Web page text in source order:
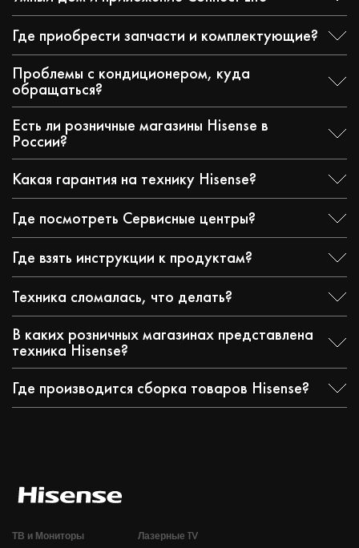
Где приобрести запчасти и комплектующие?
Проблемы с кондиционером, куда
обращаться?
Есть ли розничные магазины Hisense в
России?
Какая гарантия на технику Hisense?
Где посмотреть Сервисные центры?
Где взять инструкции к продуктам?
Техника сломалась, что делать?
В каких розничных магазинах представлена
техника Hisense?
Где производится сборка товаров Hisense?
ТВ и Мониторы Лазерные TV